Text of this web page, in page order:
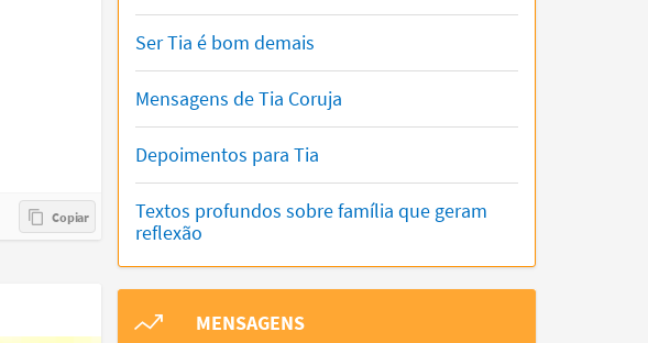
Ser Tia é bom demais
Mensagens de Tia Coruja
Depoimentos para Tia
Textos profundos sobre família que geram
reflexão
MENSAGENS